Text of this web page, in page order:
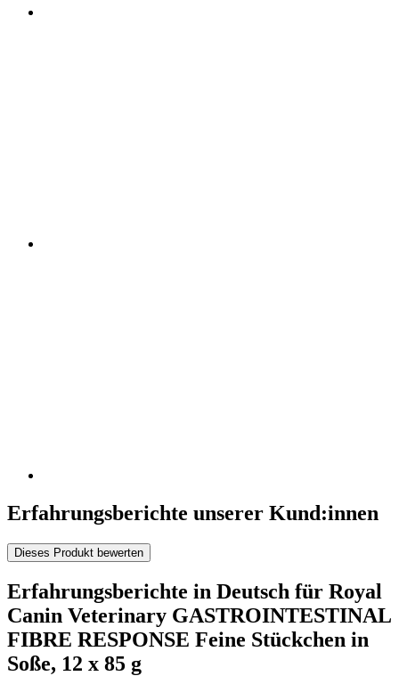
Erfahrungsberichte unserer Kund:innen
Dieses Produkt bewerten
Erfahrungsberichte in Deutsch für Royal
Canin Veterinary GASTROINTESTINAL
FIBRE RESPONSE Feine Stückchen in
Soße, 12 x 85 g